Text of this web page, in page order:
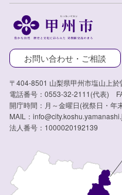
お問い合わせ・ご相談
〒404-8501 山梨県甲州市塩山上
電話番号：0553-32-2111(代表)
開庁時間：月～金曜日(祝祭日・年
MAIL：
法人番号：1000020192139